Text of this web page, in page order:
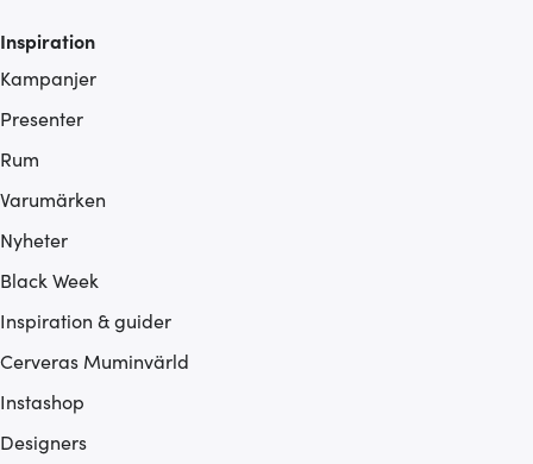
Inspiration
Kampanjer
Presenter
Rum
Varumärken
Nyheter
Black Week
Inspiration & guider
Cerveras Muminvärld
Instashop
Designers